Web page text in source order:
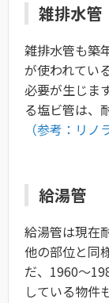
雑排水管
雑排水管も築
が使われてい
必要が生じま
る塩ビ管は、
（参考：リノ
給湯管
給湯管は現在
他の部位と同
だ、1960〜
している物件